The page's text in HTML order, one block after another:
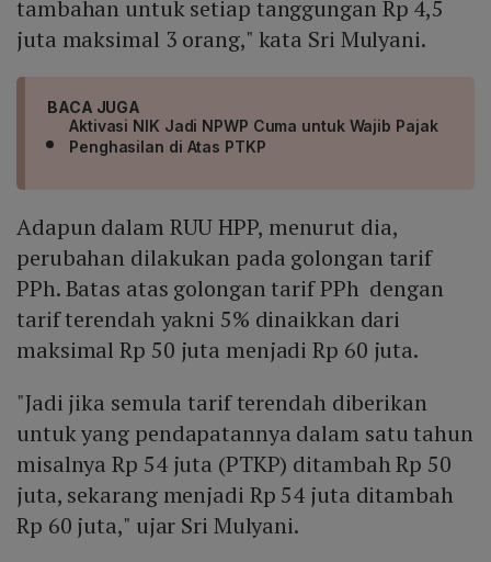
tambahan untuk setiap tanggungan Rp 4,5
juta maksimal 3 orang," kata Sri Mulyani.
BACA JUGA
Aktivasi NIK Jadi NPWP Cuma untuk Wajib Pajak
Penghasilan di Atas PTKP
Adapun dalam RUU HPP, menurut dia,
perubahan dilakukan pada golongan tarif
PPh. Batas atas golongan tarif PPh dengan
tarif terendah yakni 5% dinaikkan dari
maksimal Rp 50 juta menjadi Rp 60 juta.
"Jadi jika semula tarif terendah diberikan
untuk yang pendapatannya dalam satu tahun
misalnya Rp 54 juta (PTKP) ditambah Rp 50
juta, sekarang menjadi Rp 54 juta ditambah
Rp 60 juta," ujar Sri Mulyani.